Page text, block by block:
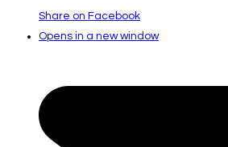
Share on Facebook
Opens in a new window